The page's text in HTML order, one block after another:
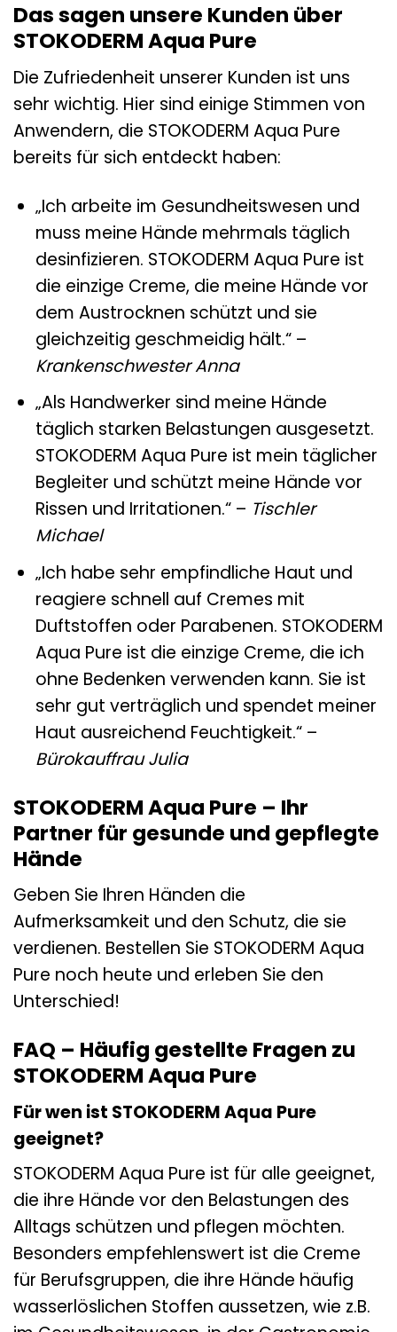
Das sagen unsere Kunden über
STOKODERM Aqua Pure
Die Zufriedenheit unserer Kunden ist uns
sehr wichtig. Hier sind einige Stimmen von
Anwendern, die STOKODERM Aqua Pure
bereits für sich entdeckt haben:
„Ich arbeite im Gesundheitswesen und
muss meine Hände mehrmals täglich
desinfizieren. STOKODERM Aqua Pure ist
die einzige Creme, die meine Hände vor
dem Austrocknen schützt und sie
gleichzeitig geschmeidig hält.“ –
Krankenschwester Anna
„Als Handwerker sind meine Hände
täglich starken Belastungen ausgesetzt.
STOKODERM Aqua Pure ist mein täglicher
Begleiter und schützt meine Hände vor
Rissen und Irritationen.“ – Tischler
Michael
„Ich habe sehr empfindliche Haut und
reagiere schnell auf Cremes mit
Duftstoffen oder Parabenen. STOKODERM
Aqua Pure ist die einzige Creme, die ich
ohne Bedenken verwenden kann. Sie ist
sehr gut verträglich und spendet meiner
Haut ausreichend Feuchtigkeit.“ –
Bürokauffrau Julia
STOKODERM Aqua Pure – Ihr
Partner für gesunde und gepflegte
Hände
Geben Sie Ihren Händen die
Aufmerksamkeit und den Schutz, die sie
verdienen. Bestellen Sie STOKODERM Aqua
Pure noch heute und erleben Sie den
Unterschied!
FAQ – Häufig gestellte Fragen zu
STOKODERM Aqua Pure
Für wen ist STOKODERM Aqua Pure
geeignet?
STOKODERM Aqua Pure ist für alle geeignet,
die ihre Hände vor den Belastungen des
Alltags schützen und pflegen möchten.
Besonders empfehlenswert ist die Creme
für Berufsgruppen, die ihre Hände häufig
wasserlöslichen Stoffen aussetzen, wie z.B.